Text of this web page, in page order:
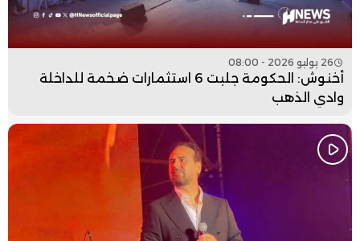
26 يوليو 2026 - 08:00
أخنوش: الحكومة جلبت 6 استثمارات ضخمة للداخلة
وادي الذهب